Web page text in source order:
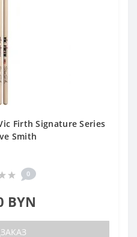
Firth Signature Series
Smith
0
BYN